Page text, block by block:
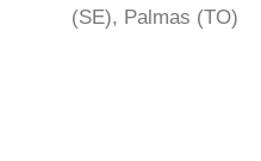
(SE), Palmas (TO)